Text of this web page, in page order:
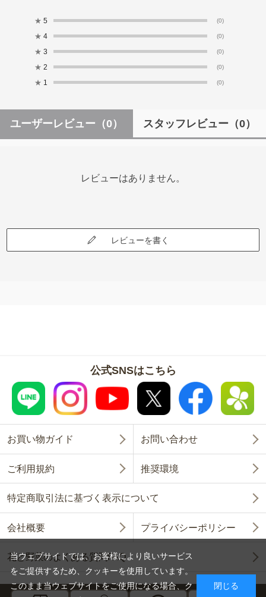
★ 5 (0)
★ 4 (0)
★ 3 (0)
★ 2 (0)
★ 1 (0)
ユーザーレビュー （0） スタッフレビュー （0）
レビューはありません。
レビューを書く
公式SNSはこちら
お買い物ガイド お問い合わせ
ご利用規約 推奨環境
特定商取引法に基づく表示について
会社概要 プライバシーポリシー
花と野菜のよくある質問FAQ
当ウェブサイトでは、お客様により良いサービス
をご提供するため、クッキーを使用しています。
このまま当ウェブサイトをご使用になる場合、ク
閉じる